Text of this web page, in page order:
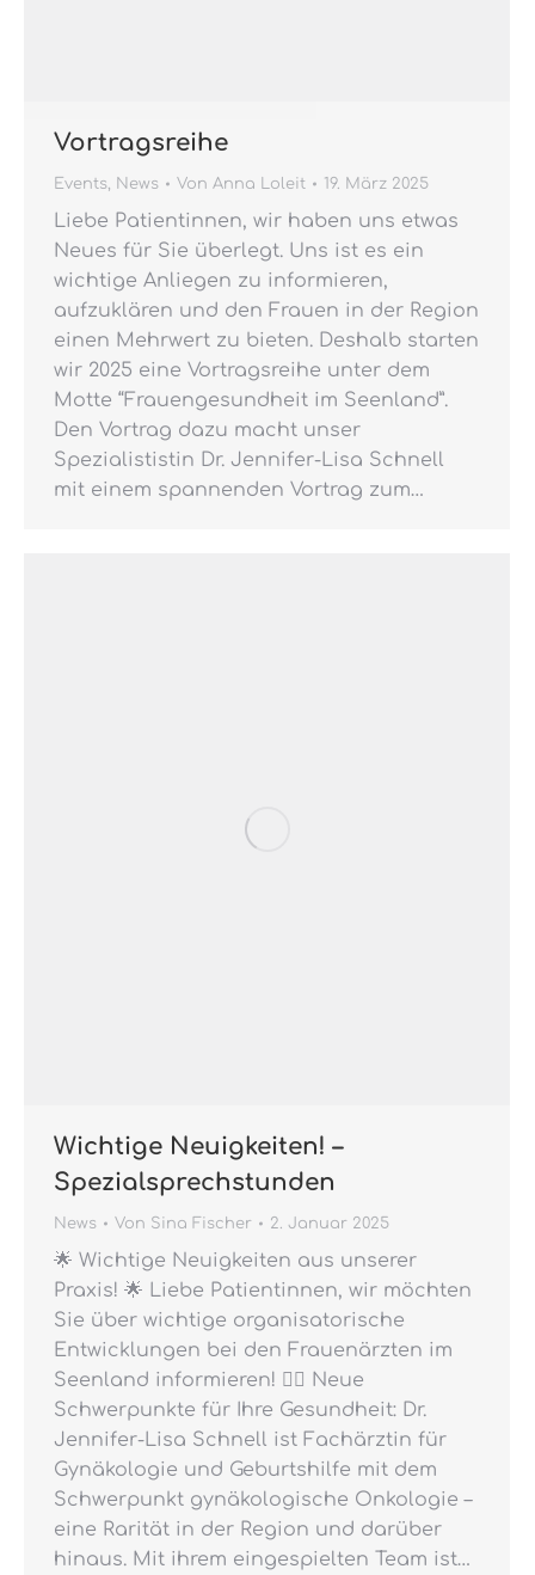
Vortragsreihe
Events, News Von Anna Loleit 19. März 2025
Liebe Patientinnen, wir haben uns etwas
Neues für Sie überlegt. Uns ist es ein
wichtige Anliegen zu informieren,
aufzuklären und den Frauen in der Region
einen Mehrwert zu bieten. Deshalb starten
wir 2025 eine Vortragsreihe unter dem
Motte “Frauengesundheit im Seenland”.
Den Vortrag dazu macht unser
Spezialististin Dr. Jennifer-Lisa Schnell
mit einem spannenden Vortrag zum…
Wichtige Neuigkeiten! –
Spezialsprechstunden
News Von Sina Fischer 2. Januar 2025
🌟 Wichtige Neuigkeiten aus unserer
Praxis! 🌟 Liebe Patientinnen, wir möchten
Sie über wichtige organisatorische
Entwicklungen bei den Frauenärzten im
Seenland informieren! 👩‍⚕️ Neue
Schwerpunkte für Ihre Gesundheit: Dr.
Jennifer-Lisa Schnell ist Fachärztin für
Gynäkologie und Geburtshilfe mit dem
Schwerpunkt gynäkologische Onkologie –
eine Rarität in der Region und darüber
hinaus. Mit ihrem eingespielten Team ist…